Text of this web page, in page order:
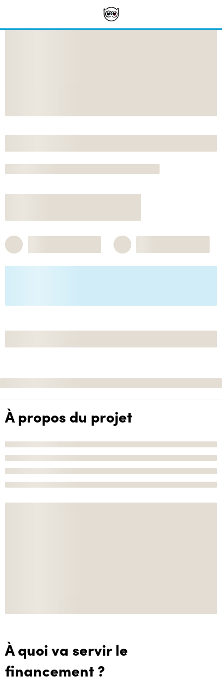
À propos du projet
À quoi va servir le
financement ?